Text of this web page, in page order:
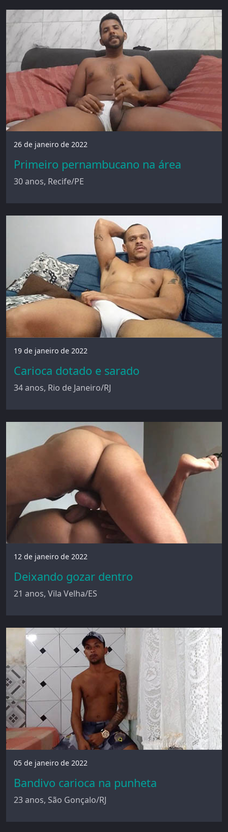
26 de janeiro de 2022
Primeiro pernambucano na área
30 anos, Recife/PE
19 de janeiro de 2022
Carioca dotado e sarado
34 anos, Rio de Janeiro/RJ
12 de janeiro de 2022
Deixando gozar dentro
21 anos, Vila Velha/ES
05 de janeiro de 2022
Bandivo carioca na punheta
23 anos, São Gonçalo/RJ